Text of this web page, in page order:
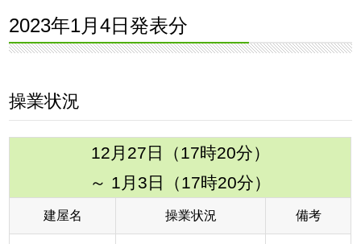
2023年1月4日発表分
操業状況
12月27日（17時20分）
～ 1月3日（17時20分）
建屋名 操業状況 備考